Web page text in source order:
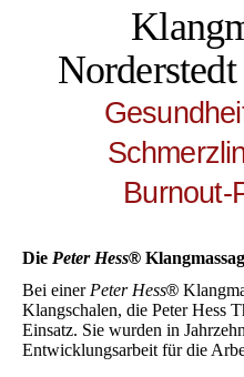
Norderstedt
Burnout-
Die Peter Hess®
Bei einer Peter Hess®
Klangschalen, die Peter Hess
Einsatz. Sie wurden in
Entwicklungsarbeit für die